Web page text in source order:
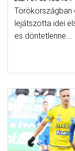
Törökországban
lejátszotta idei
es döntetlenne...